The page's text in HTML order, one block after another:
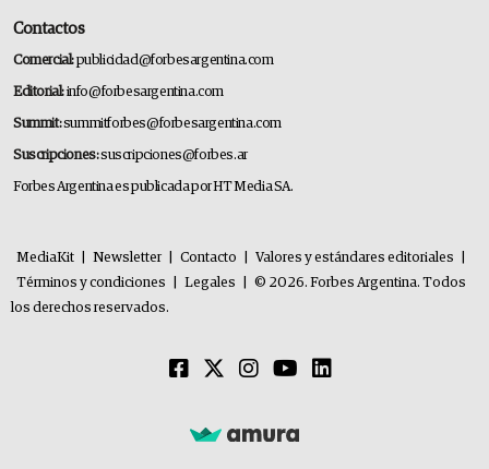
Contactos
Comercial:publicidad@forbesargentina.com
Editorial:info@forbesargentina.com
Summit:summitforbes@forbesargentina.com
Suscripciones:suscripciones@forbes.ar
Forbes Argentina es publicada por HT Media SA.
MediaKit Newsletter Contacto Valores y estándares editoriales
Términos y condiciones
Legales
© 2026. Forbes Argentina. Todos
los derechos reservados.